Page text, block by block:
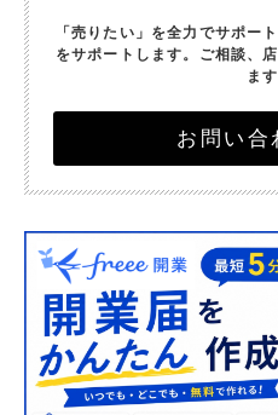
「売りたい」を全力でサポート
をサポートします。 ご相談、
ます
お問い合